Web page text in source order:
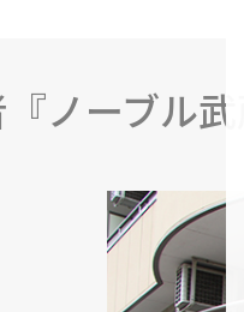
ノーブル武